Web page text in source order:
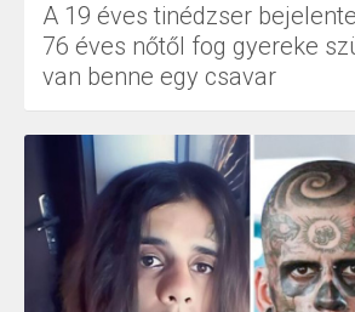
A 19 éves tinédzser
76 éves nőtől fog gyereke
van benne egy csavar